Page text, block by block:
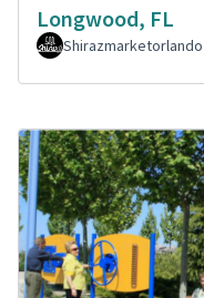
Longwood, FL
Shirazmarketorlando